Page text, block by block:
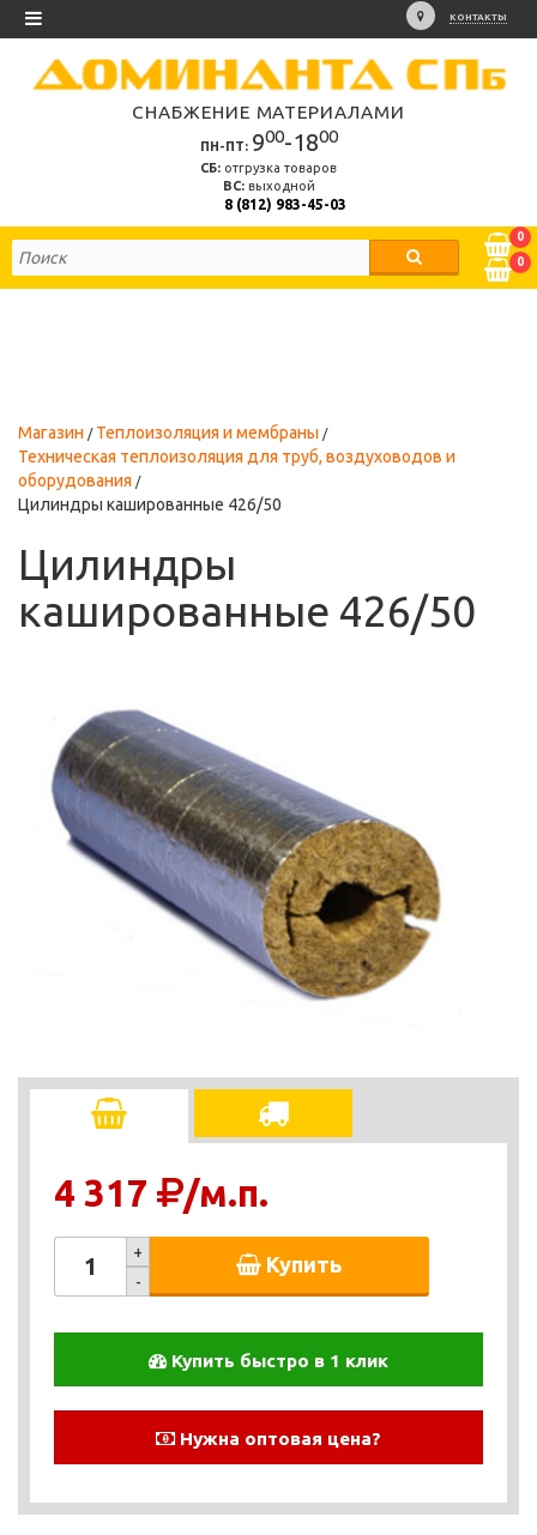
КОНТАКТЫ
СНАБЖЕНИЕ МАТЕРИАЛАМИ
ПН-ПТ: 900-1800
СБ: отгрузка товаров
ВС:выходной
8 (812) 983-45-03
0
0
Магазин
Теплоизоляция и мембраны
Техническая теплоизоляция для труб, воздуховодов и
оборудования
Цилиндры кашированные 426/50
Цилиндры
кашированные 426/50
4 317 /м.п.
+
-
Купить
Купить быстро в 1 клик
Нужна оптовая цена?